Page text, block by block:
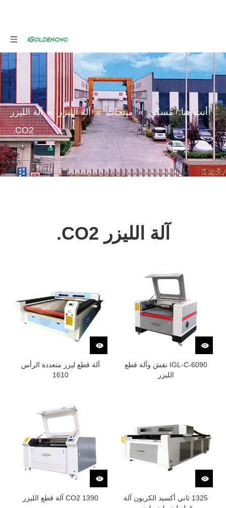
أنت هنا: مسكن » منتجات » آلة الليزر » آلة الليزر
CO2.
آلة الليزر CO2.
IGL-C-6090 نقش وآلة قطع
الليزر
آلة قطع ليزر متعددة الرأس
1610
1325 ثاني أكسيد الكربون آلة
1390 CO2 آلة قطع الليزر